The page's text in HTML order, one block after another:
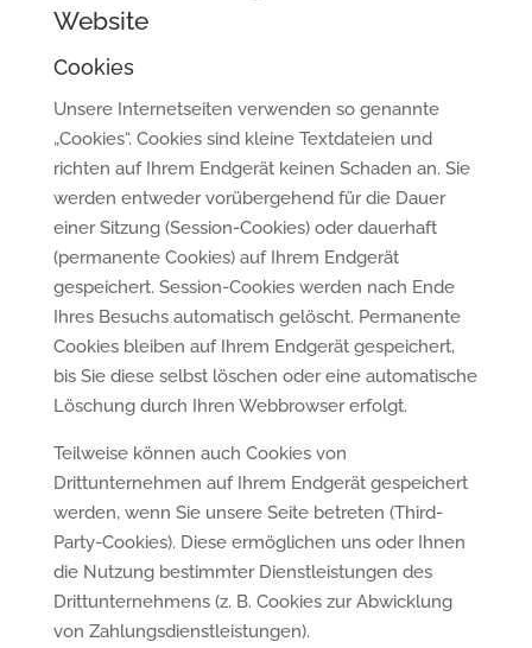
Website
Cookies
Unsere Internetseiten verwenden so genannte
„Cookies“. Cookies sind kleine Textdateien und
richten auf Ihrem Endgerät keinen Schaden an. Sie
werden entweder vorübergehend für die Dauer
einer Sitzung (Session-Cookies) oder dauerhaft
(permanente Cookies) auf Ihrem Endgerät
gespeichert. Session-Cookies werden nach Ende
Ihres Besuchs automatisch gelöscht. Permanente
Cookies bleiben auf Ihrem Endgerät gespeichert,
bis Sie diese selbst löschen oder eine automatische
Löschung durch Ihren Webbrowser erfolgt.
Teilweise können auch Cookies von
Drittunternehmen auf Ihrem Endgerät gespeichert
werden, wenn Sie unsere Seite betreten (Third-
Party-Cookies). Diese ermöglichen uns oder Ihnen
die Nutzung bestimmter Dienstleistungen des
Drittunternehmens (z. B. Cookies zur Abwicklung
von Zahlungsdienstleistungen).